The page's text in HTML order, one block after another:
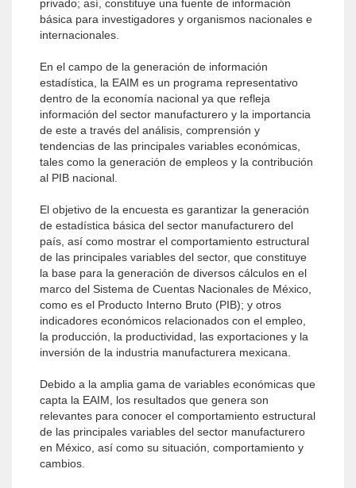
privado; así, constituye una fuente de información
básica para investigadores y organismos nacionales e
internacionales.
En el campo de la generación de información
estadística, la EAIM es un programa representativo
dentro de la economía nacional ya que refleja
información del sector manufacturero y la importancia
de este a través del análisis, comprensión y
tendencias de las principales variables económicas,
tales como la generación de empleos y la contribución
al PIB nacional.
El objetivo de la encuesta es garantizar la generación
de estadística básica del sector manufacturero del
país, así como mostrar el comportamiento estructural
de las principales variables del sector, que constituye
la base para la generación de diversos cálculos en el
marco del Sistema de Cuentas Nacionales de México,
como es el Producto Interno Bruto (PIB); y otros
indicadores económicos relacionados con el empleo,
la producción, la productividad, las exportaciones y la
inversión de la industria manufacturera mexicana.
Debido a la amplia gama de variables económicas que
capta la EAIM, los resultados que genera son
relevantes para conocer el comportamiento estructural
de las principales variables del sector manufacturero
en México, así como su situación, comportamiento y
cambios.